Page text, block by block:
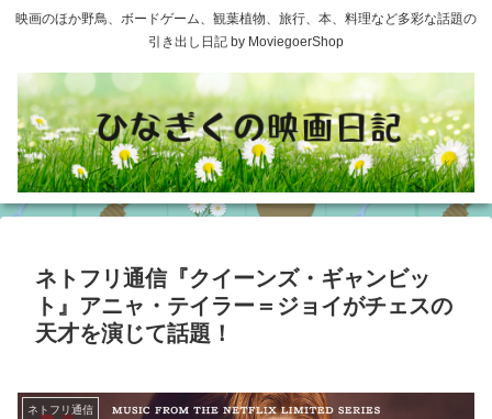
映画のほか野鳥、ボードゲーム、観葉植物、旅行、本、料理など多彩な話題の
引き出し日記 by MoviegoerShop
ネトフリ通信『クイーンズ・ギャンビッ
ト』アニャ・テイラー＝ジョイがチェスの
天才を演じて話題！
ネトフリ通信